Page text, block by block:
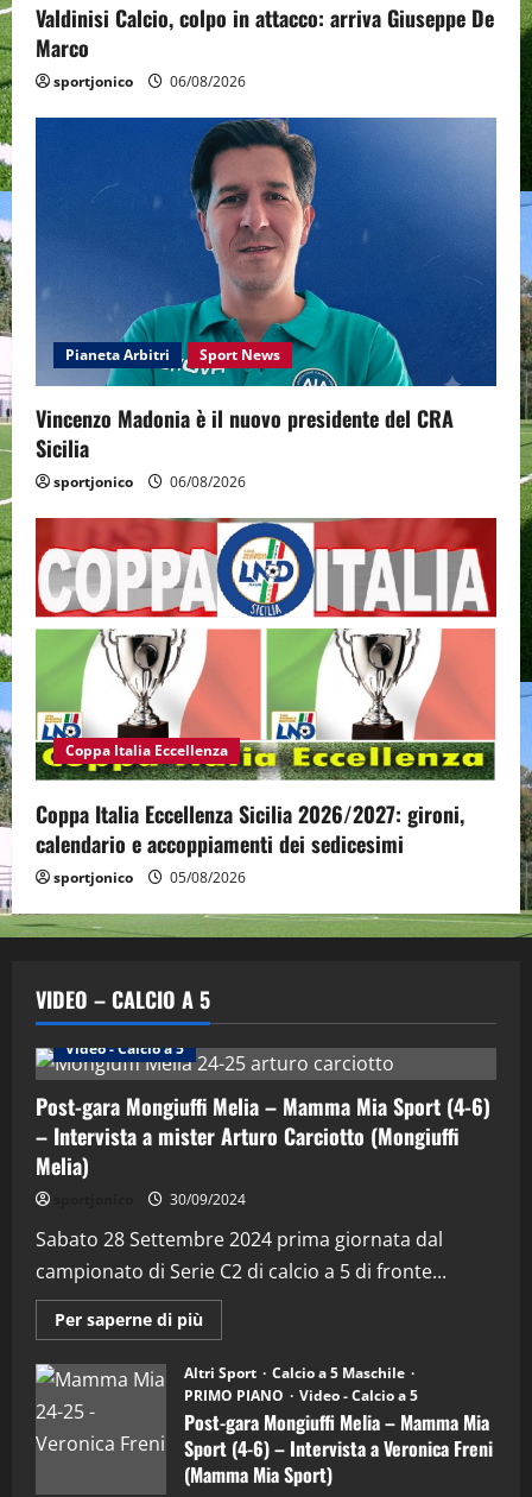
Valdinisi Calcio, colpo in attacco: arriva Giuseppe De
Marco
sportjonico 06/08/2026
Pianeta Arbitri Sport News
Vincenzo Madonia è il nuovo presidente del CRA
Sicilia
sportjonico 06/08/2026
Coppa Italia Eccellenza
Coppa Italia Eccellenza Sicilia 2026/2027: gironi,
calendario e accoppiamenti dei sedicesimi
sportjonico 05/08/2026
VIDEO – CALCIO A 5
Altri Sport Calcio a 5 Maschile
Video - Calcio a 5
Post-gara Mongiuffi Melia – Mamma Mia Sport (4-6)
– Intervista a mister Arturo Carciotto (Mongiuffi
Melia)
30/09/2024
Sabato 28 Settembre 2024 prima giornata dal
campionato di Serie C2 di calcio a 5 di fronte...
Per saperne di più
informazioni
Post-
gara
Mongiuffi
Melia
–
Mamma
Mia
Sport
Altri Sport
Calcio a 5 Maschile
PRIMO PIANO
Video - Calcio a 5
Post-gara Mongiuffi Melia – Mamma Mia
Sport (4-6) – Intervista a Veronica Freni
(Mamma Mia Sport)
2
“SportEmpire” in Podcast: 29^ Puntata
(Martedi 28 Aprile 2026)
28/04/2026
3
“SportEmpire” in Podcast: 28^ Puntata
(Martedi 21 Aprile 2026)
21/04/2026
4
"SportEmpire" in Podcast
“SportEmpire” in Podcast: 27^ Puntata
(Martedi 14 Aprile 2026)
15/04/2026